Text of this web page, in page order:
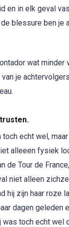
en in elk geval
blessure ben je
wat minder
van je
toch echt wel,
alleeen fysiek
de Tour de
niet alleen
hij zijn haar roze
dagen geleden
was toch echt wel